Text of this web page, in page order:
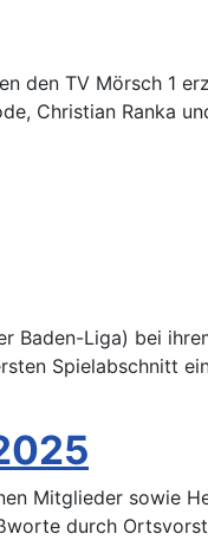
den TV Mörsch 1
Christian Ranka
Baden-Liga) bei
Spielabschnitt
Mitglieder sowie
durch